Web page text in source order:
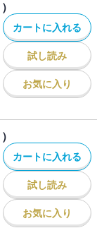
カートに入れる
試し読み
お気に入り
カートに入れる
試し読み
お気に入り